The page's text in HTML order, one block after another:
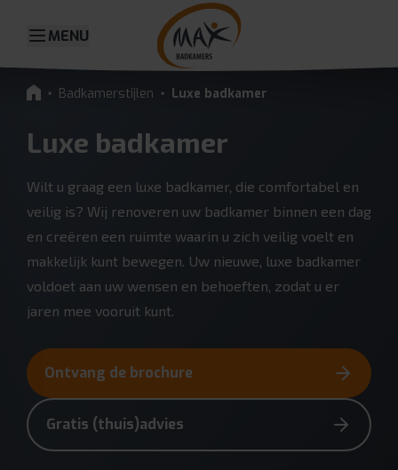
MENU
Badkamerstijlen Luxe badkamer
Luxe badkamer
Wilt u graag een luxe badkamer, die comfortabel en
veilig is? Wij renoveren uw badkamer binnen een dag
en creëren een ruimte waarin u zich veilig voelt en
makkelijk kunt bewegen. Uw nieuwe, luxe badkamer
voldoet aan uw wensen en behoeften, zodat u er
jaren mee vooruit kunt.
Ontvang de brochure
Gratis (thuis)advies